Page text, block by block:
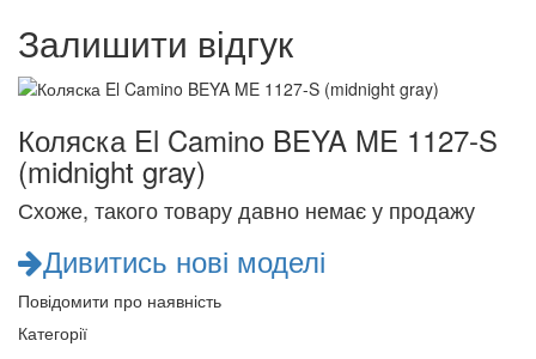
Залишити відгук
Коляска El Camino BEYA ME 1127-S
(midnight gray)
Схоже, такого товару давно немає у продажу
Дивитись нові моделі
Повідомити про наявність
Категорії